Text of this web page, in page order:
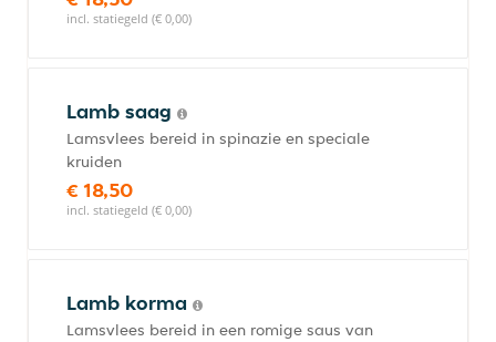
incl. statiegeld (€ 0,00)
Lamb saag
Lamsvlees bereid in spinazie en speciale
kruiden
€ 18,50
incl. statiegeld (€ 0,00)
Lamb korma
Lamsvlees bereid in een romige saus van